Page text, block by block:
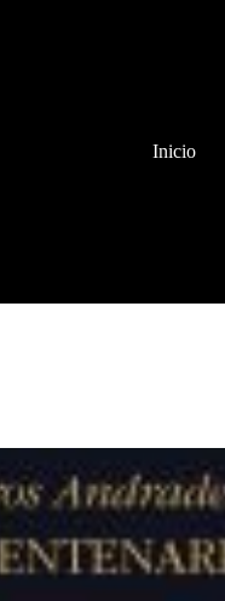
Inicio